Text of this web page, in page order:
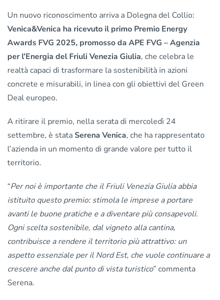
Un nuovo riconoscimento arriva a Dolegna del Collio:
Venica&Venica ha ricevuto il primo Premio Energy
Awards FVG 2025, promosso da APE FVG – Agenzia
per l’Energia del Friuli Venezia Giulia, che celebra le
realtà capaci di trasformare la sostenibilità in azioni
concrete e misurabili, in linea con gli obiettivi del Green
Deal europeo.
A ritirare il premio, nella serata di mercoledì 24
settembre, è stata Serena Venica, che ha rappresentato
l’azienda in un momento di grande valore per tutto il
territorio.
“Per noi è importante che il Friuli Venezia Giulia abbia
istituito questo premio: stimola le imprese a portare
avanti le buone pratiche e a diventare più consapevoli.
Ogni scelta sostenibile, dal vigneto alla cantina,
contribuisce a rendere il territorio più attrattivo: un
aspetto essenziale per il Nord Est, che vuole continuare a
crescere anche dal punto di vista turistico” commenta
Serena.